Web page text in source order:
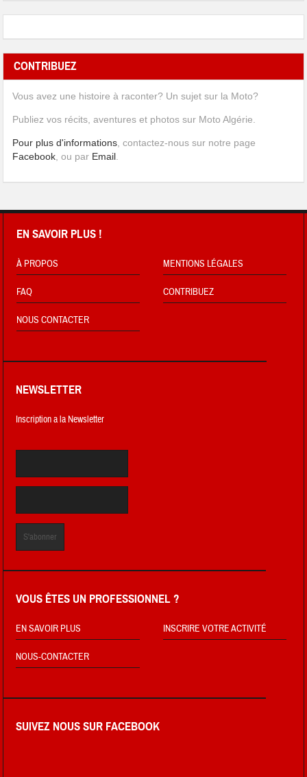
CONTRIBUEZ
Vous avez une histoire à raconter? Un sujet sur la Moto?
Publiez vos récits, aventures et photos sur Moto Algérie.
Pour plus d'informations , contactez-nous sur notre page
Facebook , ou par Email
EN SAVOIR PLUS !
À PROPOS MENTIONS LÉGALES
FAQ CONTRIBUEZ
NOUS CONTACTER
NEWSLETTER
Inscription a la Newsletter
VOUS ÊTES UN PROFESSIONNEL ?
EN SAVOIR PLUS INSCRIRE VOTRE ACTIVITÉ
NOUS-CONTACTER
SUIVEZ NOUS SUR FACEBOOK